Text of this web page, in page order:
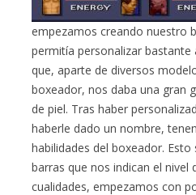
empezamos creando nuestro
permitía personalizar
que, aparte de diversos
boxeador, nos daba una gran
de piel. Tras haber
haberle dado un nombre,
habilidades del boxeador.
barras que nos indican el nivel
cualidades, empezamos con